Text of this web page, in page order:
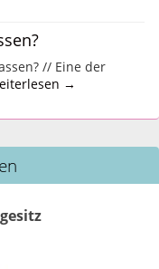
// Eine der
→